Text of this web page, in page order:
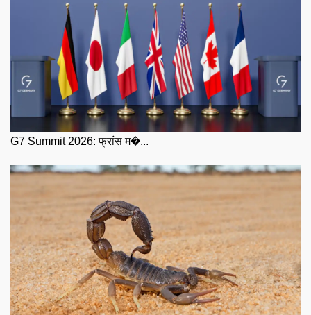
G7 Summit 2026: फ्रांस म�...